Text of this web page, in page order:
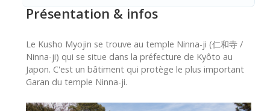
Présentation & infos
Le Kusho Myojin se trouve au temple Ninna-ji (仁和寺 /
Ninna-ji) qui se situe dans la préfecture de Kyôto au
Japon. C'est un bâtiment qui protège le plus important
Garan du temple Ninna-ji.